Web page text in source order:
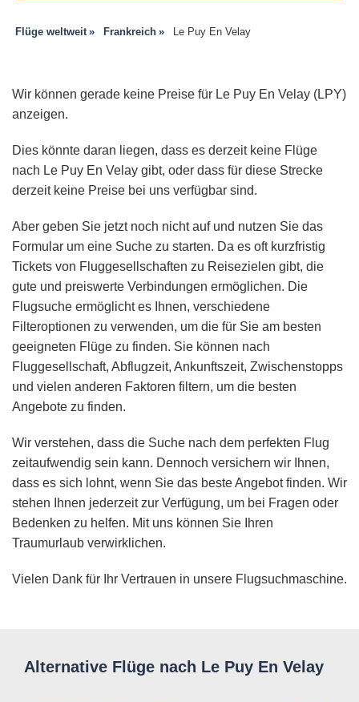
Flüge weltweit Frankreich Le Puy En Velay
Wir können gerade keine Preise für Le Puy En Velay (LPY)
anzeigen.
Dies könnte daran liegen, dass es derzeit keine Flüge
nach Le Puy En Velay gibt, oder dass für diese Strecke
derzeit keine Preise bei uns verfügbar sind.
Aber geben Sie jetzt noch nicht auf und nutzen Sie das
Formular um eine Suche zu starten. Da es oft kurzfristig
Tickets von Fluggesellschaften zu Reisezielen gibt, die
gute und preiswerte Verbindungen ermöglichen. Die
Flugsuche ermöglicht es Ihnen, verschiedene
Filteroptionen zu verwenden, um die für Sie am besten
geeigneten Flüge zu finden. Sie können nach
Fluggesellschaft, Abflugzeit, Ankunftszeit, Zwischenstopps
und vielen anderen Faktoren filtern, um die besten
Angebote zu finden.
Wir verstehen, dass die Suche nach dem perfekten Flug
zeitaufwendig sein kann. Dennoch versichern wir Ihnen,
dass es sich lohnt, wenn Sie das beste Angebot finden. Wir
stehen Ihnen jederzeit zur Verfügung, um bei Fragen oder
Bedenken zu helfen. Mit uns können Sie Ihren
Traumurlaub verwirklichen.
Vielen Dank für Ihr Vertrauen in unsere Flugsuchmaschine.
Alternative Flüge nach Le Puy En Velay